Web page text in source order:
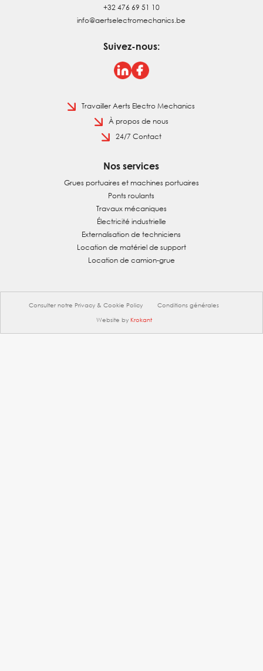
+32 476 69 51 10
info@aertselectromechanics.be
Suivez-nous:
Travailler Aerts Electro Mechanics
À propos de nous
24/7 Contact
Nos services
Grues portuaires et machines portuaires
Ponts roulants
Travaux mécaniques
Électricité industrielle
Externalisation de techniciens
Location de matériel de support
Location de camion-grue
Consulter notre Privacy & Cookie Policy
Conditions générales
Website by Krokant